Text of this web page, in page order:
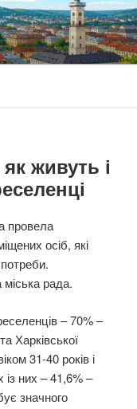
живуть і
провела
осіб, які
рада.
– 70% –
Харківської
31-40 років і
із них – 41,6% –
значного